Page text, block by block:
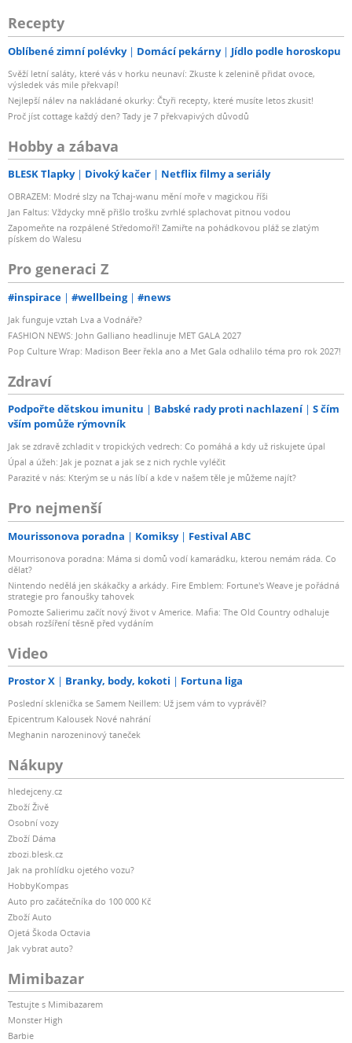
Recepty
Oblíbené zimní polévky Domácí pekárny Jídlo podle horoskopu
Svěží letní saláty, které vás v horku neunaví: Zkuste k zelenině přidat ovoce,
výsledek vás mile překvapí!
Nejlepší nálev na nakládané okurky: Čtyři recepty, které musíte letos zkusit!
Proč jíst cottage každý den? Tady je 7 překvapivých důvodů
Hobby a zábava
BLESK Tlapky Divoký kačer Netflix filmy a seriály
OBRAZEM: Modré slzy na Tchaj-wanu mění moře v magickou říši
Jan Faltus: Vždycky mně přišlo trošku zvrhlé splachovat pitnou vodou
Zapomeňte na rozpálené Středomoří! Zamiřte na pohádkovou pláž se zlatým
pískem do Walesu
Pro generaci Z
#inspirace #wellbeing #news
Jak funguje vztah Lva a Vodnáře?
FASHION NEWS: John Galliano headlinuje MET GALA 2027
Pop Culture Wrap: Madison Beer řekla ano a Met Gala odhalilo téma pro rok 2027!
Zdraví
Podpořte dětskou imunitu Babské rady proti nachlazení
S čím
vším pomůže rýmovník
Jak se zdravě zchladit v tropických vedrech: Co pomáhá a kdy už riskujete úpal
Úpal a úžeh: Jak je poznat a jak se z nich rychle vyléčit
Parazité v nás: Kterým se u nás líbí a kde v našem těle je můžeme najít?
Pro nejmenší
Mourissonova poradna Komiksy Festival ABC
Mourrisonova poradna: Máma si domů vodí kamarádku, kterou nemám ráda. Co
dělat?
Nintendo nedělá jen skákačky a arkády. Fire Emblem: Fortune's Weave je pořádná
strategie pro fanoušky tahovek
Pomozte Salierimu začít nový život v Americe. Mafia: The Old Country odhaluje
obsah rozšíření těsně před vydáním
Video
Prostor X Branky, body, kokoti Fortuna liga
Poslední sklenička se Samem Neillem: Už jsem vám to vyprávěl?
Epicentrum Kalousek Nové nahrání
Meghanin narozeninový taneček
Nákupy
hledejceny.cz
Zboží Živě
Osobní vozy
Zboží Dáma
zbozi.blesk.cz
Jak na prohlídku ojetého vozu?
HobbyKompas
Auto pro začátečníka do 100 000 Kč
Zboží Auto
Ojetá Škoda Octavia
Jak vybrat auto?
Mimibazar
Testujte s Mimibazarem
Monster High
Barbie